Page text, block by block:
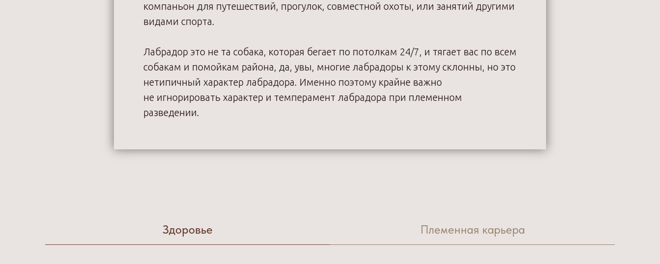
компаньон для путешествий, прогулок, совместной охоты, или занятий другими
видами спорта.
Лабрадор это не та собака, которая бегает по потолкам 24/7, и тягает вас по всем
собакам и помойкам района, да, увы, многие лабрадоры к этому склонны, но это
нетипичный характер лабрадора. Именно поэтому крайне важно
не игнорировать характер и темперамент лабрадора при племенном
разведении.
Здоровье Племенная карьера